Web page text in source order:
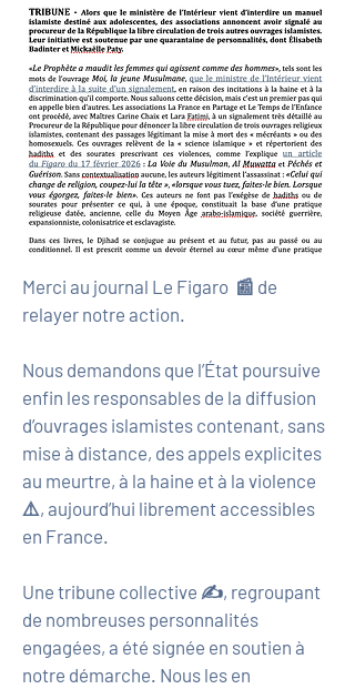
Merci au journal Le Figaro 📰 de
relayer notre action.
Nous demandons que l’État poursuive
enfin les responsables de la diffusion
d’ouvrages islamistes contenant, sans
mise à distance, des appels explicites
au meurtre, à la haine et à la violence
⚠️, aujourd’hui librement accessibles
en France.
Une tribune collective ✍️, regroupant
de nombreuses personnalités
engagées, a été signée en soutien à
notre démarche. Nous les en